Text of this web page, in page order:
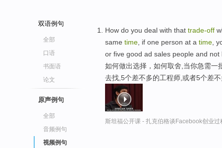
双语例句
全部
口语
书面语
论文
原声例句
全部
音频例句
视频例句
How do you deal with that trade-off
same time , if one person at a time ,
or five good ad sales people and
如何做出选择，如何取舍,当你急需一
去找,5个差不多的工程师,或者5个差
斯坦福公开课 - 扎克伯格谈Facebook创业过